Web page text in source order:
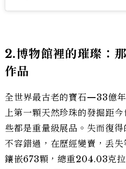
2.博物館裡的璀璨：
作品
全世界最古老的寶石—33億
上第一顆天然珍珠的發掘距
些都是重量級展品。失而復
不容錯過，在歷經變賣，丢
鑲嵌673顆，總重204.03克